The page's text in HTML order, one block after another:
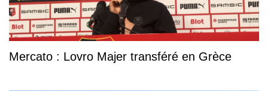
Mercato : Lovro Majer transféré en Grèce